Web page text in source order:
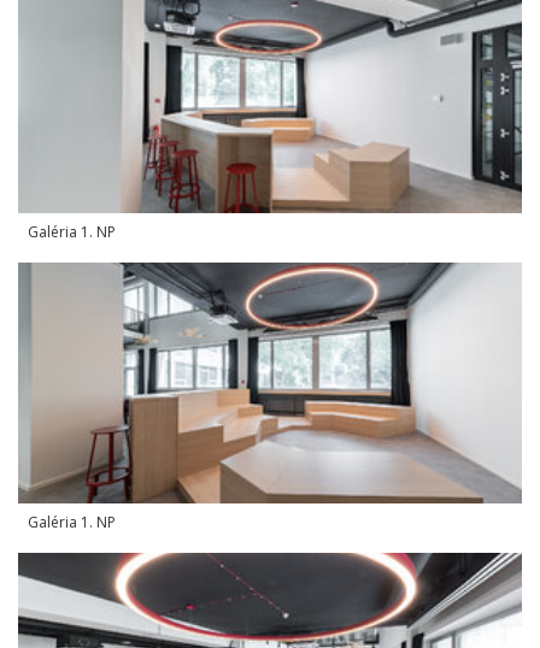
Galéria 1. NP
Galéria 1. NP